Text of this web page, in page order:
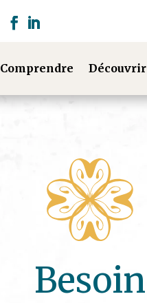
Comprendre Découvrir
Besoin